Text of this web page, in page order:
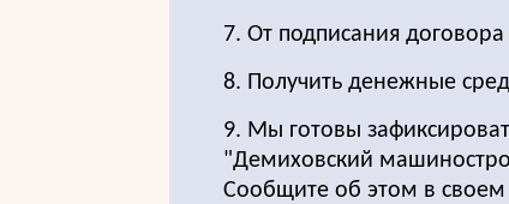
7. От подписания
8. Получить денежные
9. Мы готовы
"Демиховский
Сообщите об этом в своем